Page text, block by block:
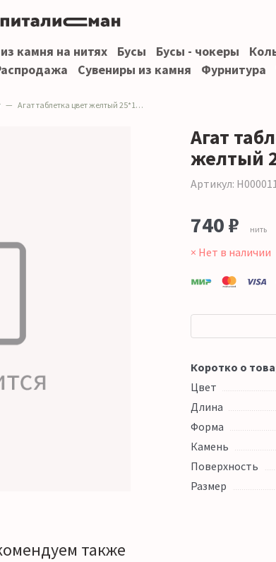
камня на нитях Бусы Бусы - чокеры
Сувениры из камня Фурнитура
Агат таблетка цвет желтый 25*18 мм
Агат
желтый
Артикул:
740 ₽ нить
× Нет в наличии
Коротко о
Цвет
Длина
Форма
Камень
Поверхность
Размер
также